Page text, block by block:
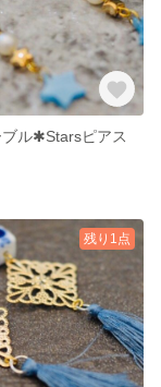
ル✱Starsピアス
残り1点